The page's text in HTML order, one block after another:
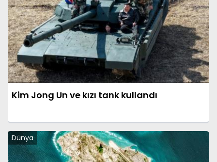
Kim Jong Un ve kızı tank kullandı
Dünya